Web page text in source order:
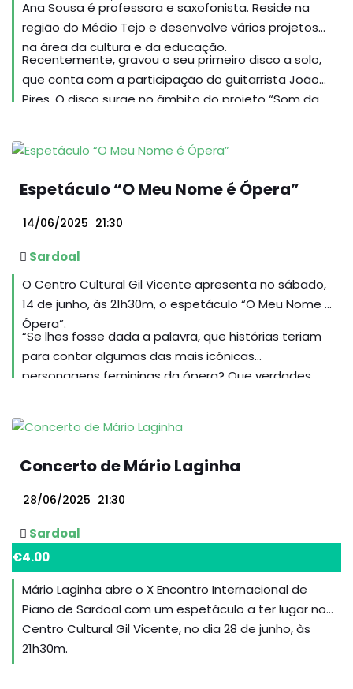
Ana Sousa é professora e saxofonista. Reside na
região do Médio Tejo e desenvolve vários projetos
na área da cultura e da educação.
Recentemente, gravou o seu primeiro disco a solo,
que conta com a participação do guitarrista João
Pires. O disco surge no âmbito do projeto “Som da
relação com a literatura. Com o apoio da Direção
Geral das Artes, foi criado e gravado um repertório
composto exclusivamente para este projeto por
compositores portugueses, inspirado em obras da
Saramago, José Luís Peixoto, João Tordo, Afonso
Cruz, José Cardoso Pires, Ana Luísa Amaral e
Teolinda Gersão. O repertório tem vindo a ser
apresentado em escolas do interior do país.
Espetáculo “O Meu Nome é Ópera”
14/06/2025 21:30
Sardoal
O Centro Cultural Gil Vicente apresenta no sábado,
14 de junho, às 21h30m, o espetáculo “O Meu Nome é
Ópera”.
“Se lhes fosse dada a palavra, que histórias teriam
para contar algumas das mais icónicas
personagens femininas da ópera? Que verdades
que combina música clássica com leitura encenada,
femininas do mundo da ópera, com árias
conhecidas de grandes compositores, como Bizet,
composições originais de Sara Ross e Jaime Reis.
Concerto de Mário Laginha
28/06/2025 21:30
Sardoal
€4.00
Mário Laginha abre o X Encontro Internacional de
Piano de Sardoal com um espetáculo a ter lugar no
Centro Cultural Gil Vicente, no dia 28 de junho, às
21h30m.